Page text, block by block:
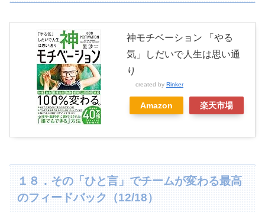
神モチベーション 「やる
気」しだいで人生は思い通
り
created by Rinker
Amazon 楽天市場
１８．その「ひと言」でチームが変わる最高
のフィードバック（12/18）